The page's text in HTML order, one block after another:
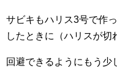
サビキもハリス3号で作
したときに（ハリスが切
回避できるようにもう少